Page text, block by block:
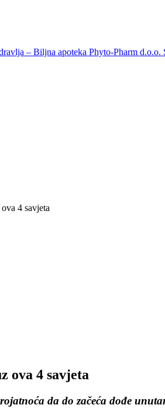
4 savjeta
ova 4 savjeta
da do začeća dođe